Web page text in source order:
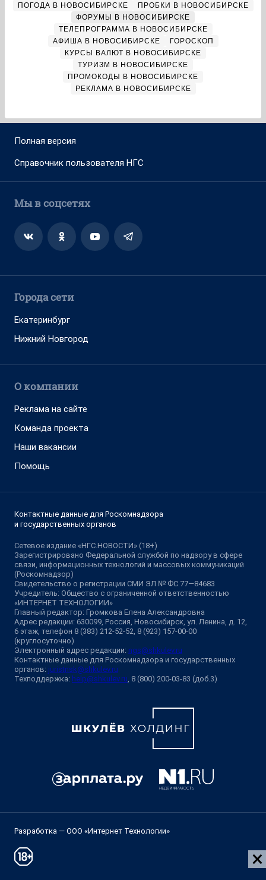
ПОГОДА В НОВОСИБИРСКЕ
ПРОБКИ В НОВОСИБИРСКЕ
ФОРУМЫ В НОВОСИБИРСКЕ
ТЕЛЕПРОГРАММА В НОВОСИБИРСКЕ
АФИША В НОВОСИБИРСКЕ
ГОРОСКОП
КУРСЫ ВАЛЮТ В НОВОСИБИРСКЕ
ТУРИЗМ В НОВОСИБИРСКЕ
ПРОМОКОДЫ В НОВОСИБИРСКЕ
РЕКЛАМА В НОВОСИБИРСКЕ
Полная версия
Справочник пользователя НГС
Мы в соцсетях
Города сети
Екатеринбург
Нижний Новгород
О компании
Реклама на сайте
Команда проекта
Наши вакансии
Помощь
Контактные данные для Роскомнадзора
и государственных органов
Сетевое издание «НГС.НОВОСТИ» (18+)
Зарегистрировано Федеральной службой по надзору в сфере
связи, информационных технологий и массовых коммуникаций
(Роскомнадзор)
Свидетельство о регистрации СМИ ЭЛ № ФС 77—84683
Учредитель: Общество с ограниченной ответственностью
«ИНТЕРНЕТ ТЕХНОЛОГИИ»
Главный редактор: Громкова Елена Александровна
Адрес редакции: 630099, Россия, Новосибирск, ул. Ленина, д. 12,
6 этаж, телефон 8 (383) 212-52-52, 8 (923) 157-00-00
(круглосуточно)
Электронный адрес редакции: ngs@shkulev.ru
Контактные данные для Роскомнадзора и государственных
органов: juristnsk@shkulev.ru
Техподдержка: help@shkulev.ru , 8 (800) 200-03-83 (доб.3)
Разработка — ООО «Интернет Технологии»